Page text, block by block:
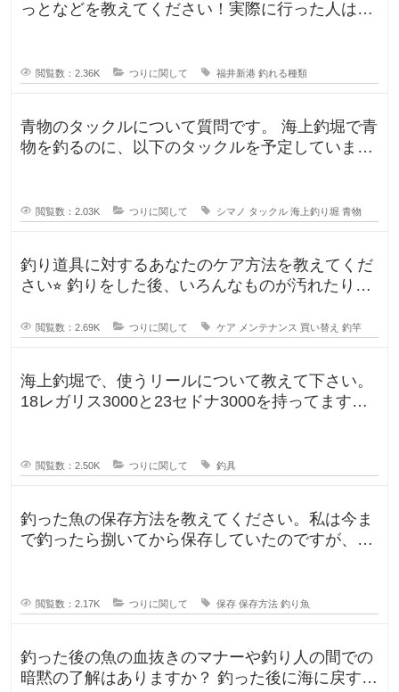
っとなどを教えてください！実際に行った人はど
閲覧数：2.36K つりに関して 福井新港 釣れる種類
青物のタックルについて質問です。 海上釣堀で青
物を釣るのに、以下のタックルを予定していま
閲覧数：2.03K つりに関して シマノ タックル 海上釣り堀 青物
釣り道具に対するあなたのケア方法を教えてくだ
さい⭐︎ 釣りをした後、いろんなものが汚れたりし
閲覧数：2.69K つりに関して ケア メンテナンス 買い替え 釣竿
海上釣堀で、使うリールについて教えて下さい。
18レガリス3000と23セドナ3000を持ってます。
閲覧数：2.50K つりに関して 釣具
釣った魚の保存方法を教えてください。私は今ま
で釣ったら捌いてから保存していたのですが、人
閲覧数：2.17K つりに関して 保存 保存方法 釣り魚
釣った後の魚の血抜きのマナーや釣り人の間での
暗黙の了解はありますか？ 釣った後に海に戻す